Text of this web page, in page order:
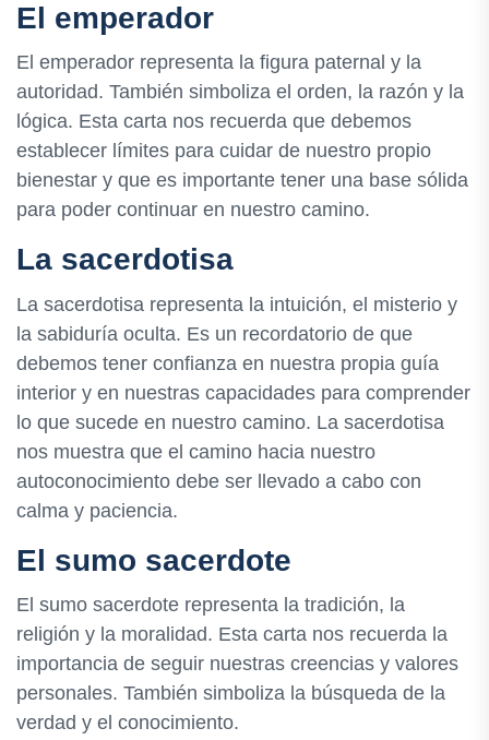
El emperador
El emperador representa la figura paternal y la
autoridad. También simboliza el orden, la razón y la
lógica. Esta carta nos recuerda que debemos
establecer límites para cuidar de nuestro propio
bienestar y que es importante tener una base sólida
para poder continuar en nuestro camino.
La sacerdotisa
La sacerdotisa representa la intuición, el misterio y
la sabiduría oculta. Es un recordatorio de que
debemos tener confianza en nuestra propia guía
interior y en nuestras capacidades para comprender
lo que sucede en nuestro camino. La sacerdotisa
nos muestra que el camino hacia nuestro
autoconocimiento debe ser llevado a cabo con
calma y paciencia.
El sumo sacerdote
El sumo sacerdote representa la tradición, la
religión y la moralidad. Esta carta nos recuerda la
importancia de seguir nuestras creencias y valores
personales. También simboliza la búsqueda de la
verdad y el conocimiento.